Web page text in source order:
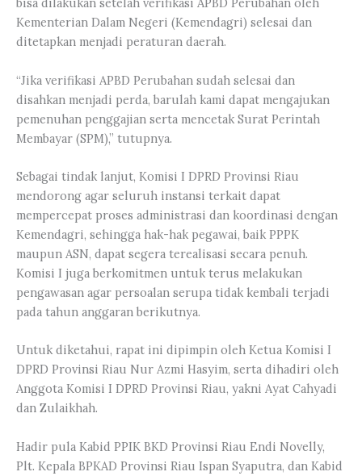
bisa dilakukan setelah verifikasi APBD Perubahan oleh
Kementerian Dalam Negeri (Kemendagri) selesai dan
ditetapkan menjadi peraturan daerah.
“Jika verifikasi APBD Perubahan sudah selesai dan
disahkan menjadi perda, barulah kami dapat mengajukan
pemenuhan penggajian serta mencetak Surat Perintah
Membayar (SPM),” tutupnya.
Sebagai tindak lanjut, Komisi I DPRD Provinsi Riau
mendorong agar seluruh instansi terkait dapat
mempercepat proses administrasi dan koordinasi dengan
Kemendagri, sehingga hak-hak pegawai, baik PPPK
maupun ASN, dapat segera terealisasi secara penuh.
Komisi I juga berkomitmen untuk terus melakukan
pengawasan agar persoalan serupa tidak kembali terjadi
pada tahun anggaran berikutnya.
Untuk diketahui, rapat ini dipimpin oleh Ketua Komisi I
DPRD Provinsi Riau Nur Azmi Hasyim, serta dihadiri oleh
Anggota Komisi I DPRD Provinsi Riau, yakni Ayat Cahyadi
dan Zulaikhah.
Hadir pula Kabid PPIK BKD Provinsi Riau Endi Novelly,
Plt. Kepala BPKAD Provinsi Riau Ispan Syaputra, dan Kabid